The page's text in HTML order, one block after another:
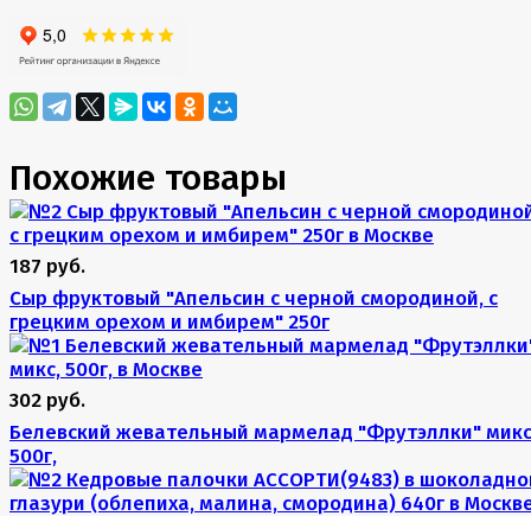
Похожие товары
187 руб.
Сыр фруктовый "Апельсин с черной смородиной, с
грецким орехом и имбирем" 250г
302 руб.
Белевский жевательный мармелад "Фрутэллки"
500г,